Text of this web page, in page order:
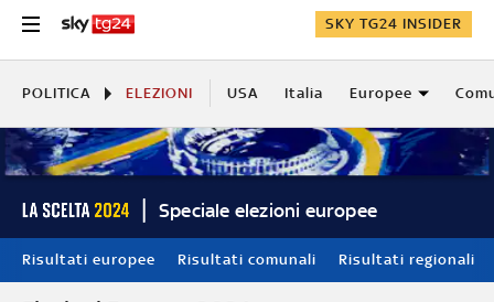
SKY TG24 INSIDER
POLITICA ELEZIONI USA Italia Europee
Speciale elezioni europee
Risultati europee Risultati comunali Risultati regionali